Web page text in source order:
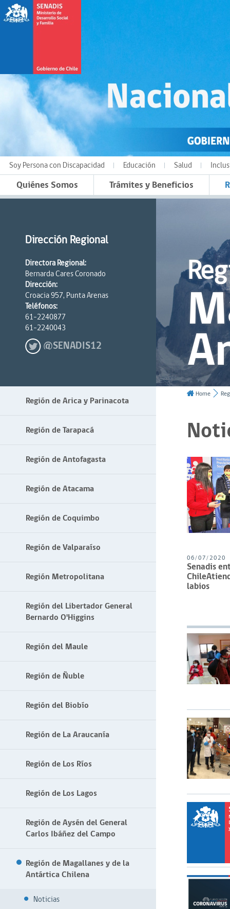
Soy Persona con Discapacidad Educación Salud
Quiénes Somos Trámites y Beneficios
Dirección Regional
Directora Regional:
Bernarda Cares Coronado
Dirección:
Croacia 957, Punta Arenas
Teléfonos:
61-2240877
61-2240043
@SENADIS12
Región de Arica y Parinacota
Región de Tarapacá
Región de Antofagasta
Región de Atacama
Región de Coquimbo
Región de Valparaíso
Región Metropolitana
Región del Libertador General
Bernardo O'Higgins
Región del Maule
Región de Ñuble
Región del Biobío
Región de La Araucanía
Región de Los Ríos
Región de Los Lagos
Región de Aysén del General
Carlos Ibáñez del Campo
Región de Magallanes y de la
Antártica Chilena
Noticias
Home
06/07/2020
Senadis
labios